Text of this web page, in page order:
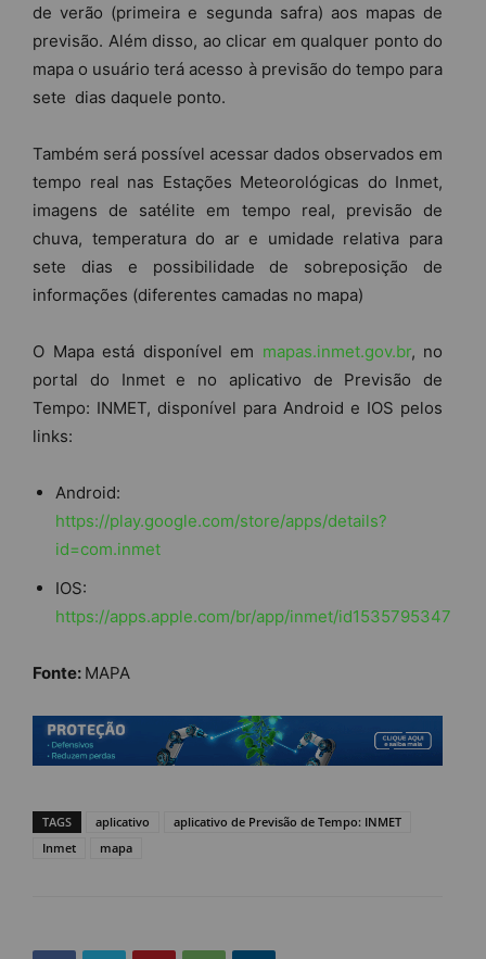
de verão (primeira e segunda safra) aos mapas de
previsão. Além disso, ao clicar em qualquer ponto do
mapa o usuário terá acesso à previsão do tempo para
sete dias daquele ponto.
Também será possível acessar dados observados em
tempo real nas Estações Meteorológicas do Inmet,
imagens de satélite em tempo real, previsão de
chuva, temperatura do ar e umidade relativa para
sete dias e possibilidade de sobreposição de
informações (diferentes camadas no mapa)
O Mapa está disponível em mapas.inmet.gov.br, no
portal do Inmet e no aplicativo de Previsão de
Tempo: INMET, disponível para Android e IOS pelos
links:
Android:
https://play.google.com/store/apps/details?
id=com.inmet
IOS:
https://apps.apple.com/br/app/inmet/id1535795347
Fonte: MAPA
TAGS aplicativo
aplicativo de Previsão de Tempo: INMET
Inmet
mapa